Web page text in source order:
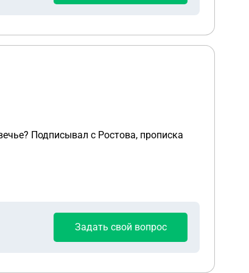
Подписывал с Ростова, прописка
Задать свой вопрос